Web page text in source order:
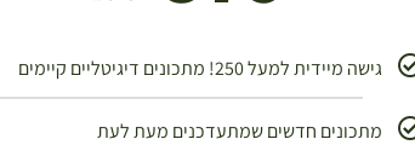
גישה מיידית למעל 250! מתכונים דיגיטליים קיימים
מתכונים חדשים שמתעדכנים מעת לעת